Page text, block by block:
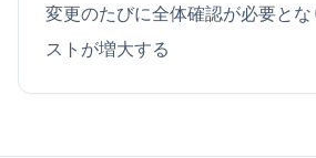
変更のたびに全体確認が必要と
ストが増大する